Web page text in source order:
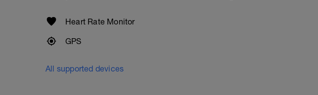
Heart Rate Monitor
GPS
All supported devices